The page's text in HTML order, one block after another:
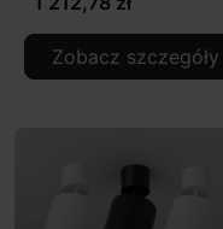
Zobacz szczegóły